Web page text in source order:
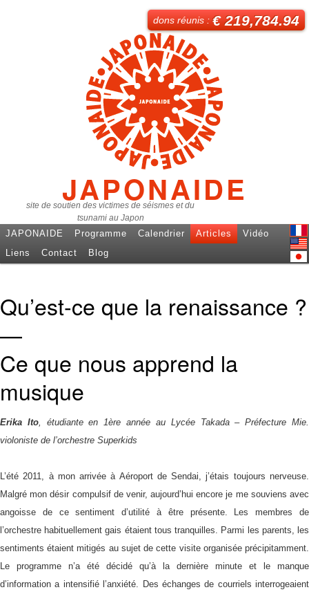
JAPONAIDE
site de soutien des victimes de séismes et du
tsunami au Japon
dons réunis :€ 219,784.94
JAPONAIDE Programme Calendrier Articles
Vidéo
Liens
Contact Blog
Qu’est-ce que la renaissance ?
—
Ce que nous apprend la
musique
Erika Ito, étudiante en 1ère année au Lycée Takada – Préfecture Mie.
violoniste de l’orchestre Superkids
L’été 2011, à mon arrivée à Aéroport de Sendai, j’étais toujours nerveuse.
Malgré mon désir compulsif de venir, aujourd’hui encore je me souviens avec
angoisse de ce sentiment d’utilité à être présente. Les membres de
l’orchestre habituellement gais étaient tous tranquilles. Parmi les parents, les
sentiments étaient mitigés au sujet de cette visite organisée précipitamment.
Le programme n’a été décidé qu’à la dernière minute et le manque
d’information a intensifié l’anxiété. Des échanges de courriels interrogeaient